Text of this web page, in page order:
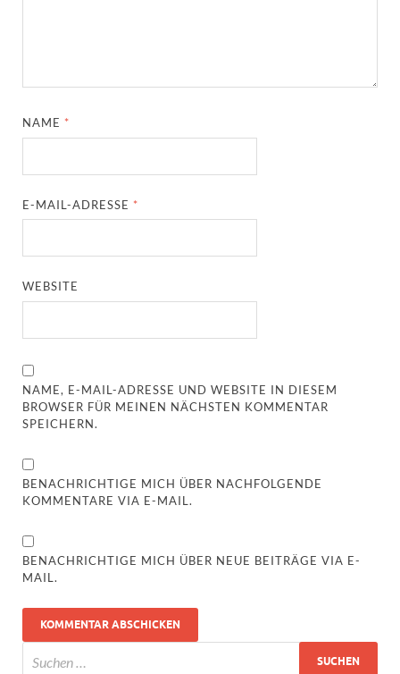
NAME *
E-MAIL-ADRESSE *
WEBSITE
NAME, E-MAIL-ADRESSE UND WEBSITE IN DIESEM
BROWSER FÜR MEINEN NÄCHSTEN KOMMENTAR
SPEICHERN.
BENACHRICHTIGE MICH ÜBER NACHFOLGENDE
KOMMENTARE VIA E-MAIL.
BENACHRICHTIGE MICH ÜBER NEUE BEITRÄGE VIA E-
MAIL.